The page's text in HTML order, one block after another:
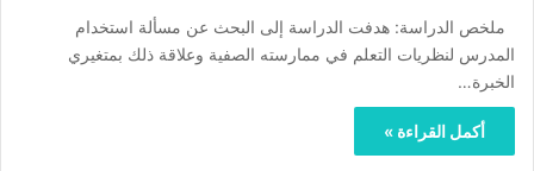
ملخص الدراسة: هدفت الدراسة إلى البحث عن مسألة استخدام
المدرس لنظريات التعلم في ممارسته الصفية وعلاقة ذلك بمتغيري
الخبرة…
أكمل القراءة »